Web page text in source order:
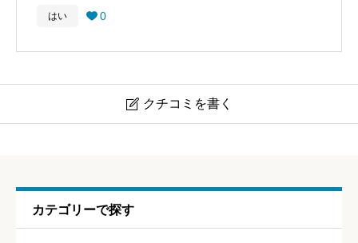
はい  0
 クチコミを書く
ニックネーム 任意
カテゴリーで探す